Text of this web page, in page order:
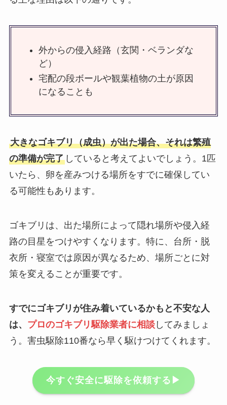
外からの侵入経路（玄関・ベランダな
ど）
宅配の段ボールや観葉植物の土が原因
になることも
大きなゴキブリ（成虫）が出た場合、それは繁殖
の準備が完了していると考えてよいでしょう。1匹
いたら、卵を産みつける場所をすでに確保してい
る可能性もあります。
ゴキブリは、出た場所によって隠れ場所や侵入経
路の目星をつけやすくなります。特に、台所・脱
衣所・寝室では原因が異なるため、場所ごとに対
策を変えることが重要です。
すでにゴキブリが住み着いているかもと不安な人
は、 プロのゴキブリ駆除業者に相談してみましょ
う。害虫駆除110番なら早く駆けつけてくれます。
今すぐ安全に駆除を依頼する▶︎